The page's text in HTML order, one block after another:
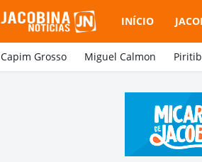
INÍCIO
Capim Grosso Miguel Calmon